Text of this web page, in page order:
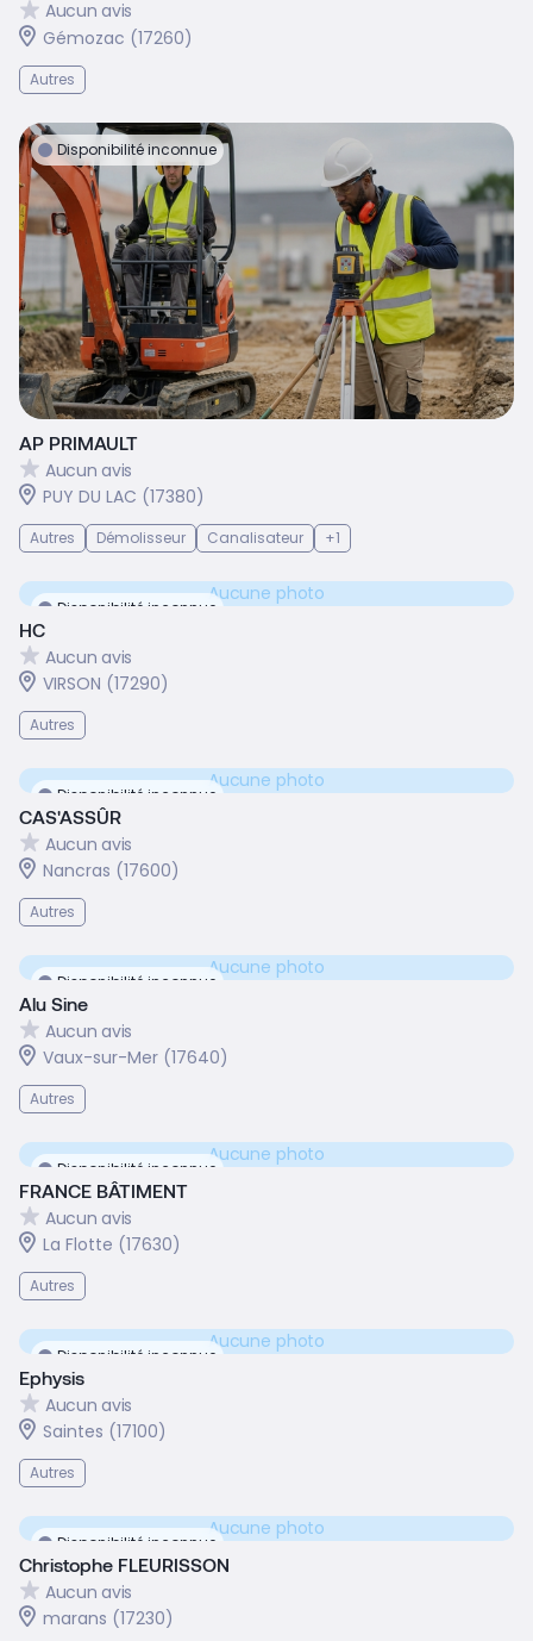
Aucun avis
Gémozac (17260)
Autres
Disponibilité inconnue
AP PRIMAULT
Aucun avis
PUY DU LAC (17380)
Autres Démolisseur Canalisateur +1
Disponibilité inconnue
Aucune photo
HC
Aucun avis
VIRSON (17290)
Autres
Disponibilité inconnue
Aucune photo
CAS'ASSÛR
Aucun avis
Nancras (17600)
Autres
Disponibilité inconnue
Aucune photo
Alu Sine
Aucun avis
Vaux-sur-Mer (17640)
Autres
Disponibilité inconnue
Aucune photo
FRANCE BÂTIMENT
Aucun avis
La Flotte (17630)
Autres
Disponibilité inconnue
Aucune photo
Ephysis
Aucun avis
Saintes (17100)
Autres
Disponibilité inconnue
Aucune photo
Christophe FLEURISSON
Aucun avis
marans (17230)